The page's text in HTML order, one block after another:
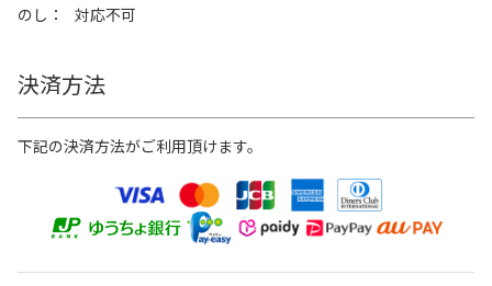
のし
対応不可
決済方法
下記の決済方法がご利用頂けます。